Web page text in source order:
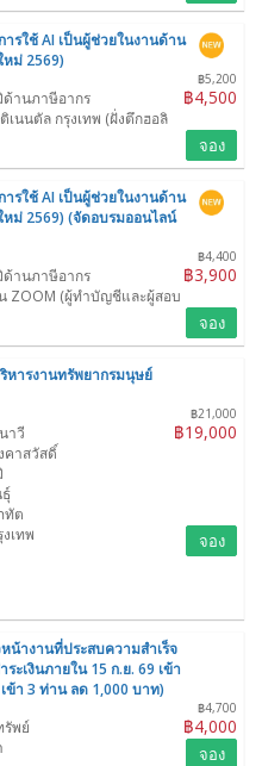
รใช้ AI เป็นผู้ช่วยในงานด้าน
ม่ 2569)
฿5,200
฿4,500
านภาษีอากร
เนนตัล กรุงเทพ (ฝั่งตึกฮอลิ
จอง
รใช้ AI เป็นผู้ช่วยในงานด้าน
ม่ 2569) (จัดอบรมออนไลน์
฿4,400
฿3,900
านภาษีอากร
ZOOM (ผู้ทำบัญชีและผู้สอบ
จอง
หารงานทรัพยากรมนุษย์
฿21,000
฿19,000
าวี
คาสวัสดิ์
ทัต
เทพ
จอง
น้างานที่ประสบความสำเร็จ
ะเงินภายใน 15 ก.ย. 69 เข้า
ข้า 3 ท่าน ลด 1,000 บาท)
฿4,700
฿4,000
รัพย์
จอง